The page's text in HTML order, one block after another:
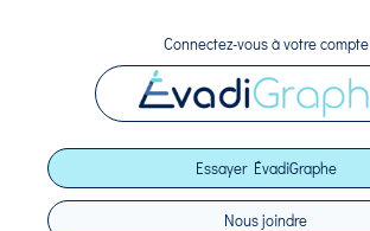
Connectez-vous à votre compte
Essayer ÉvadiGraphe
Nous joindre